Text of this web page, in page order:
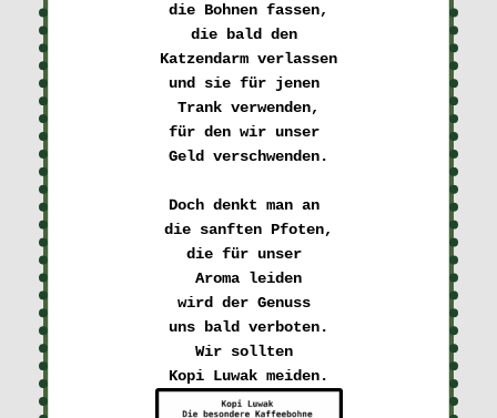
die Bohnen fassen,
die bald den
Katzendarm verlassen
und sie für jenen
Trank verwenden,
für den wir unser
Geld verschwenden.
Doch denkt man an
die sanften Pfoten,
die für unser
Aroma leiden
wird der Genuss
uns bald verboten.
Wir sollten
Kopi Luwak meiden.